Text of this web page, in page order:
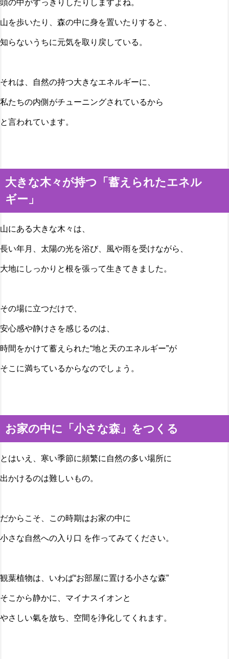
頭の中がすっきりしたりしますよね。
山を歩いたり、森の中に身を置いたりすると、
知らないうちに元気を取り戻している。
それは、自然の持つ大きなエネルギーに、
私たちの内側がチューニングされているから
と言われています。
大きな木々が持つ「蓄えられたエネル
ギー」
山にある大きな木々は、
長い年月、太陽の光を浴び、風や雨を受けながら、
大地にしっかりと根を張って生きてきました。
その場に立つだけで、
安心感や静けさを感じるのは、
時間をかけて蓄えられた“地と天のエネルギー”が
そこに満ちているからなのでしょう。
お家の中に「小さな森」をつくる
とはいえ、寒い季節に頻繁に自然の多い場所に
出かけるのは難しいもの。
だからこそ、この時期はお家の中に
小さな自然への入り口 を作ってみてください。
観葉植物は、いわば“お部屋に置ける小さな森”
そこから静かに、マイナスイオンと
やさしい氣を放ち、空間を浄化してくれます。